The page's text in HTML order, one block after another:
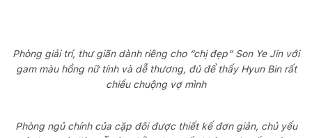
Phòng giải trí, thư giãn dành riêng cho “chị đẹp” Son Ye Jin với
gam màu hồng nữ tính và dễ thương, đủ để thấy Hyun Bin rất
chiều chuộng vợ mình
Phòng ngủ chính của cặp đôi được thiết kế đơn giản, chủ yếu